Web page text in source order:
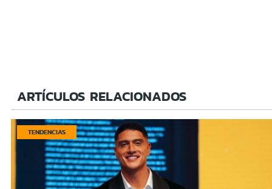
ARTÍCULOS RELACIONADOS
TENDENCIAS